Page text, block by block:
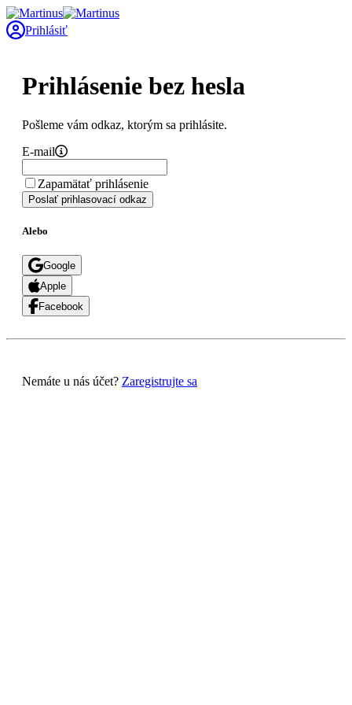
Prihlásiť
Prihlásenie bez hesla
Pošleme vám odkaz, ktorým sa prihlásite.
E-mail
Zapamätať prihlásenie
Poslať prihlasovací odkaz
Alebo
Google
Apple
Facebook
Nemáte u nás účet? Zaregistrujte sa